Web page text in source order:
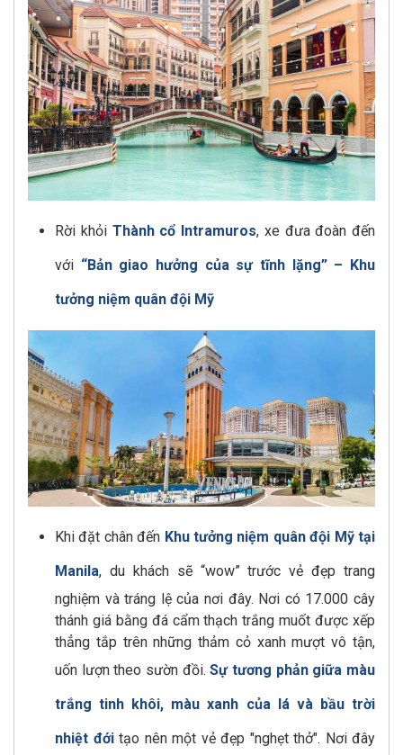
Rời khỏi Thành cổ Intramuros, xe đưa đoàn đến
với “Bản giao hưởng của sự tĩnh lặng” – Khu
tưởng niệm quân đội Mỹ
Khi đặt chân đến Khu tưởng niệm quân đội Mỹ tại
Manila, du khách sẽ “wow” trước vẻ đẹp trang
nghiệm và tráng lệ của nơi đây. Nơi có 17.000 cây
thánh giá bằng đá cẩm thạch trắng muốt được xếp
thẳng tắp trên những thảm cỏ xanh mượt vô tận,
uốn lượn theo sườn đồi.Sự tương phản giữa màu
trắng tinh khôi, màu xanh của lá và bầu trời
nhiệt đớitạo nên một vẻ đẹp "nghẹt thở". Nơi đây